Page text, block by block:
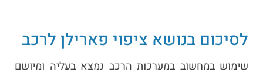
לסיכום בנושא ציפוי פארילן לרכב
שימוש במחשוב במערכות הרכב נמצא בעליה ומיושם